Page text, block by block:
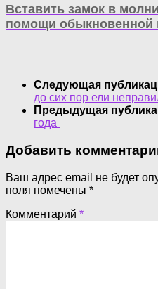
Вставить замок в
помощи обыкновенной
Следующая
до сих пор ели
Предыдущая
года
Добавить
Ваш адрес email не будет
поля помечены *
Комментарий *